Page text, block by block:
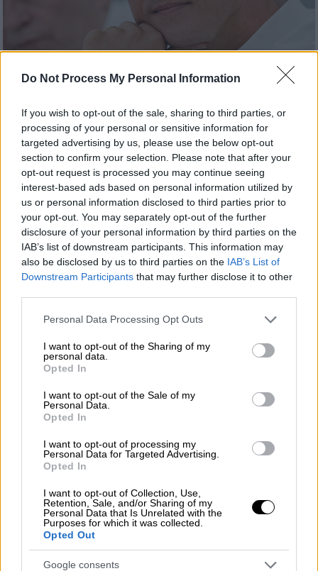
Do Not Process My Personal Information
If you wish to opt-out of the sale, sharing to third parties, or
processing of your personal or sensitive information for
targeted advertising by us, please use the below opt-out
section to confirm your selection. Please note that after your
opt-out request is processed you may continue seeing
interest-based ads based on personal information utilized by
us or personal information disclosed to third parties prior to
your opt-out. You may separately opt-out of the further
disclosure of your personal information by third parties on the
IAB’s list of downstream participants. This information may
also be disclosed by us to third parties on the IAB’s List of
Downstream Participants that may further disclose it to other
Please note that this website/app uses one or more Google
not limited to your visit or usage behaviour. You may click to
grant or deny consent to Google and its third-party tags to
use your data for below specified purposes in below Google
consent section.
Personal Data Processing Opt Outs
I want to opt-out of the Sharing of my
personal data.
Opted In
I want to opt-out of the Sale of my
Personal Data.
Opted In
I want to opt-out of processing my
Personal Data for Targeted Advertising.
Opted In
I want to opt-out of Collection, Use,
Retention, Sale, and/or Sharing of my
Personal Data that Is Unrelated with the
Purposes for which it was collected.
Opted Out
Google consents
Προσθέστε το ΕΘΝΟΣ στη Google
Στον γάμο της κόρης τουΤζίνα-Μαρίας,
φέρεται να παρευρέθηκε οΜίκαελ Σουμάχερ
στην πρώτη του δημόσια εμφάνιση μετά από
11 χρόνια.
ΔΙΑΒΑΣΤΕ ΕΠΙΣΗΣ
Κόσμος|01.10.2024 17:42
Φρίκη σε εστιατόριο στο Σίδνεϊ:
Άντρας επιτέθηκε με μαχαίρι στην
πρώην σύντροφό του - Δείτε το
βίντεο
27χρονη
Σάββατοσε μια λαμπερή τελετή στη βίλα
της οικογένειας στη
Μαγιόρκα. Σύμφωνα με
για να παρακολουθήσει την τελετή.
Ιατρική φροντίδα όλο το
εικοσιτετράωρο